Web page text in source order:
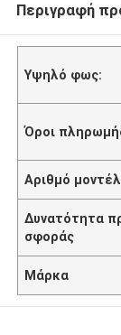
Περιγραφή
Υψηλό φως:
Όροι
Αριθμό
Δυνατότητα
σφοράς
Μάρκα